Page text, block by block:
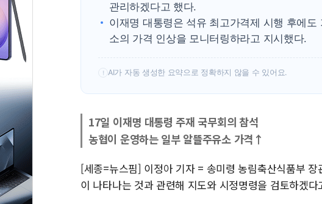
관리하겠다고 했다.
이재명 대통령은 석유 최고가격제 시행 후에
소의 가격 인상을 모니터링하라고 지시했다.
! AI가 자동 생성한 요약으로 정확하지 않을 수 있어요.
17일 이재명 대통령 주재 국무회의 참석
농협이 운영하는 일부 알뜰주유소 가격↑
[세종=뉴스핌] 이정아 기자 = 송미령 농림축산식품부
이 나타나는 것과 관련해 지도와 시정명령을 검토하겠다